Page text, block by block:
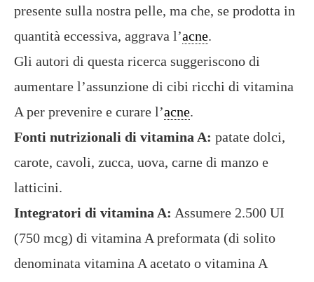
presente sulla nostra pelle, ma che, se prodotta in
quantità eccessiva, aggrava l’acne.
Gli autori di questa ricerca suggeriscono di
aumentare l’assunzione di cibi ricchi di vitamina
A per prevenire e curare l’acne.
Fonti nutrizionali di vitamina A: patate dolci,
carote, cavoli, zucca, uova, carne di manzo e
latticini.
Integratori di vitamina A: Assumere 2.500 UI
(750 mcg) di vitamina A preformata (di solito
denominata vitamina A acetato o vitamina A